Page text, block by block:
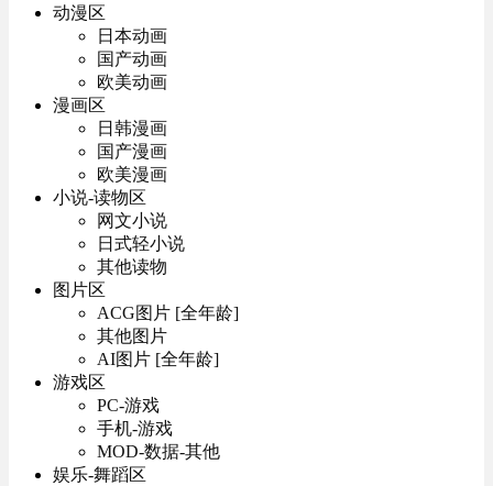
动漫区
日本动画
国产动画
欧美动画
漫画区
日韩漫画
国产漫画
欧美漫画
小说-读物区
网文小说
日式轻小说
其他读物
图片区
ACG图片 [全年龄]
其他图片
AI图片 [全年龄]
游戏区
PC-游戏
手机-游戏
MOD-数据-其他
娱乐-舞蹈区